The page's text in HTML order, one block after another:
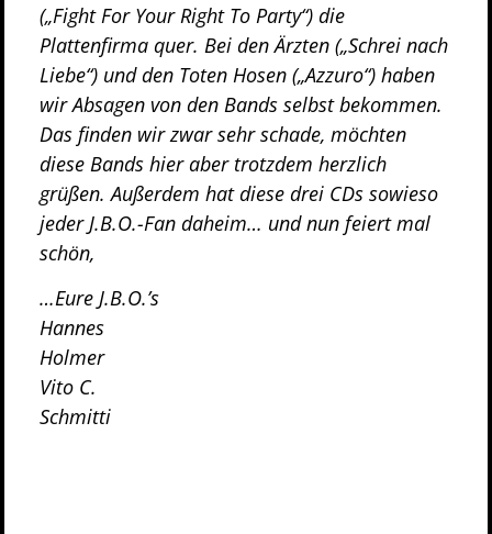
(„Fight For Your Right To Party“) die
Plattenfirma quer. Bei den Ärzten („Schrei nach
Liebe“) und den Toten Hosen („Azzuro“) haben
wir Absagen von den Bands selbst bekommen.
Das finden wir zwar sehr schade, möchten
diese Bands hier aber trotzdem herzlich
grüßen. Außerdem hat diese drei CDs sowieso
jeder J.B.O.-Fan daheim… und nun feiert mal
schön,
…Eure J.B.O.’s
Hannes
Holmer
Vito C.
Schmitti